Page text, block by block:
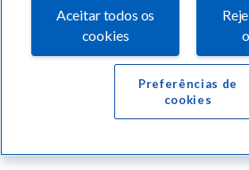
Aceitar todos os
cookies
Preferências de
cookies